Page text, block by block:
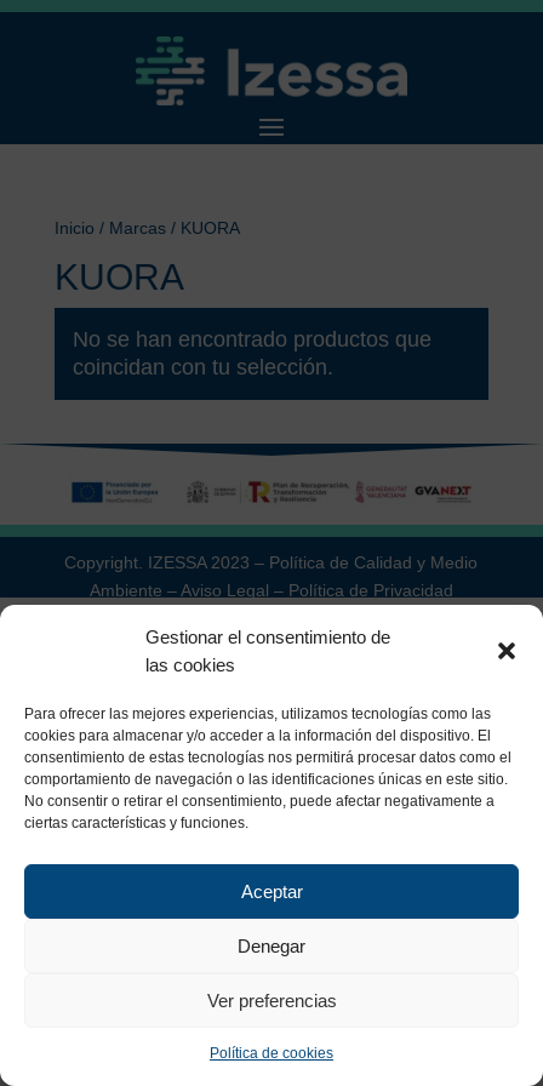
Gestionar el consentimiento de
las cookies
Para ofrecer las mejores experiencias, utilizamos tecnologías como las
cookies para almacenar y/o acceder a la información del dispositivo. El
consentimiento de estas tecnologías nos permitirá procesar datos como el
comportamiento de navegación o las identificaciones únicas en este sitio.
No consentir o retirar el consentimiento, puede afectar negativamente a
ciertas características y funciones.
Aceptar
Denegar
Ver preferencias
Política de cookies
Inicio / Marcas / KUORA
KUORA
No se han encontrado productos que
coincidan con tu selección.
Copyright. IZESSA 2023 – Política de Calidad y Medio
Ambiente –Aviso Legal – Política de Privacidad